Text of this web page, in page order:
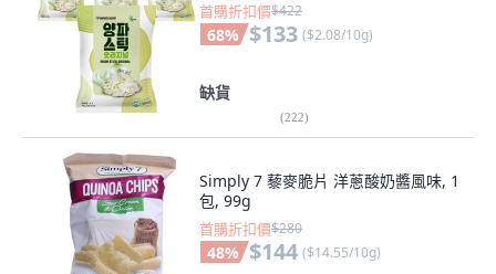
首購折扣價$422
68% $133 ($2.08/10g)
缺貨
(222)
Simply 7 藜麥脆片 洋蔥酸奶醬風味, 1
包, 99g
首購折扣價$280
48% $144 ($14.55/10g)